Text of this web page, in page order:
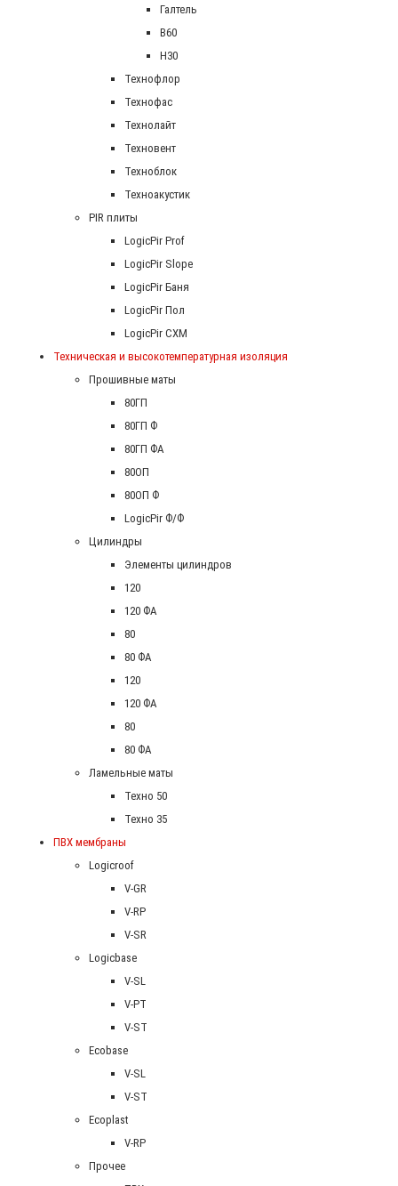
Галтель
В60
Н30
Технофлор
Технофас
Технолайт
Техновент
Техноблок
Техноакустик
PIR плиты
LogicPir Prof
LogicPir Slope
LogicPir Баня
LogicPir Пол
LogicPir СХМ
Техническая и высокотемпературная изоляция
Прошивные маты
80ГП
80ГП Ф
80ГП ФА
80ОП
80ОП Ф
LogicPir Ф/Ф
Цилиндры
Элементы цилиндров
120
120 ФА
80
80 ФА
120
120 ФА
80
80 ФА
Ламельные маты
Техно 50
Техно 35
ПВХ мембраны
Logicroof
V-GR
V-RP
V-SR
Logicbase
V-SL
V-PT
V-ST
Ecobase
V-SL
V-ST
Ecoplast
V-RP
Прочее